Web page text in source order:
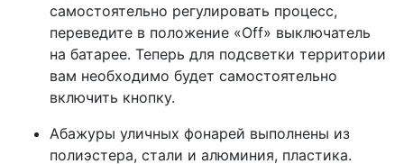
самостоятельно регулировать процесс,
переведите в положение «Off» выключатель
на батарее. Теперь для подсветки территории
вам необходимо будет самостоятельно
включить кнопку.
Абажуры уличных фонарей выполнены из
полиэстера, стали и алюминия, пластика.